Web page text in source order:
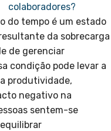
colaboradores?
do tempo é um estado
da sobrecarga
de gerenciar
condição pode levar a
produtividade,
negativo na
sentem-se